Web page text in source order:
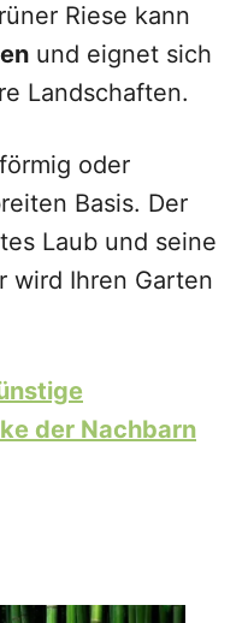
Riese kann
und eignet sich
Landschaften.
oder
Basis. Der
Laub und seine
wird Ihren Garten
der Nachbarn